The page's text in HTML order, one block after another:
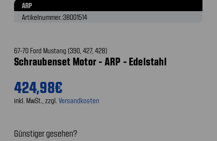
ARP
Artikelnummer.:38001514
67-70 Ford Mustang (390, 427, 428)
Schraubenset Motor - ARP - Edelstahl
424,98€
inkl. MwSt., zzgl. Versandkosten
Günstiger gesehen?